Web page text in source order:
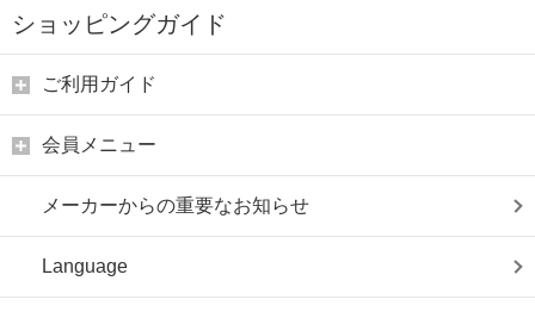
ショッピングガイド
ご利用ガイド
会員メニュー
メーカーからの重要なお知らせ
Language